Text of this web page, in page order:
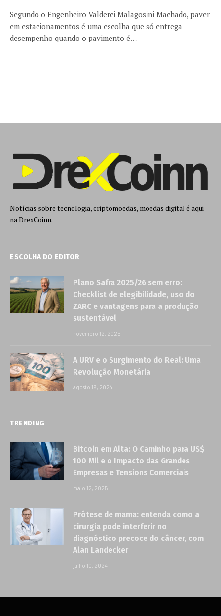
Segundo o Engenheiro Valderci Malagosini Machado, paver
em estacionamentos é uma escolha que só entrega
desempenho quando o pavimento é…
Notícias sobre tecnologia, criptomoedas, moedas digital é aqui
na DrexCoinn.
ESCOLHA DO EDITOR
Plano Safra 2025/26 sem erro:
Checklist de elegibilidade, uso do
ZARC e vantagens para a produção
sustentável
novembro 12, 2025
A URV e o Surgimento do Real: Uma
Revolução Monetária
agosto 19, 2024
TRENDING
Bitcoin em Alta: O Caminho para US$
100 Mil e o Impacto das Grandes
Empresas e Tensions Comerciais
maio 12, 2025
Prótese de mama: entenda como a
cirurgia pode interferir no
diagnóstico precoce do câncer, com
Alan Landecker
julho 10, 2024